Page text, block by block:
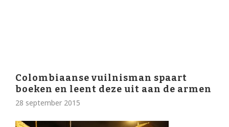
Colombiaanse vuilnisman spaart
boeken en leent deze uit aan de armen
28 september 2015